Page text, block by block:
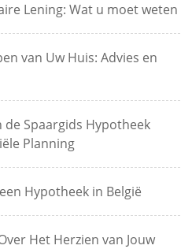
Lening: Wat u moet weten
van Uw Huis: Advies en
Spaargids Hypotheek
Planning
Hypotheek in België
Het Herzien van Jouw